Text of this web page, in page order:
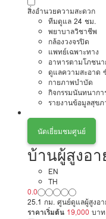
สิ่งอำนวยความสะดวก
ทีมดูแล 24 ชม.
พยาบาลวิชาชีพ
กล้องวงจรปิด
แพทย์เฉพาะทาง
อาหารตามโภชนา
ดูแลความสะอาด
กายภาพบำบัด
กิจกรรมนันทนากา
รายงานข้อมูลสุขภ
นัดเยี่ยมชมศูนย์
บ้านผู้สูงอ
สูงอายุหรื
สามพราน
EN
TH
0.0
25.1 กม. ศูนย์ดูแลผู้สูงอ
ราคาเริ่มต้น 19,000 บาท